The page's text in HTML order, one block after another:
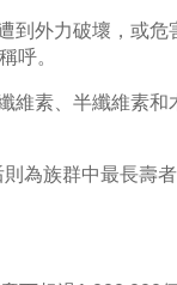
到外力破壞，或
呼。
維素、半纖維素和
為族群中最長壽